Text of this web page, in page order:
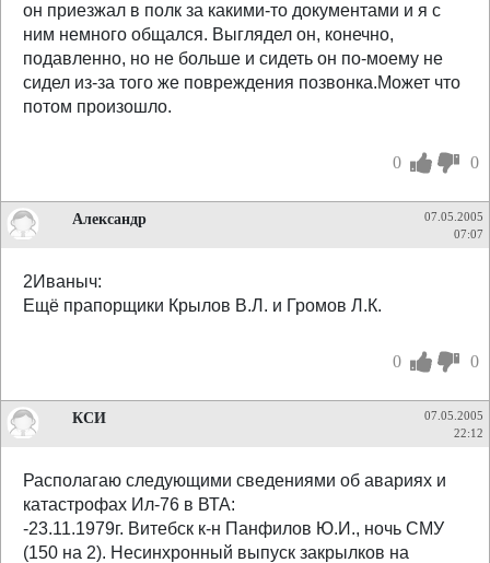
он приезжал в полк за какими-то документами и я с
ним немного общался. Выглядел он, конечно,
подавленно, но не больше и сидеть он по-моему не
сидел из-за того же повреждения позвонка.Может что
потом произошло.
0 0
Александр
07.05.2005
07:07
2Иваныч:
Ещё прапорщики Крылов В.Л. и Громов Л.К.
0 0
КСИ
07.05.2005
22:12
Располагаю следующими сведениями об авариях и
катастрофах Ил-76 в ВТА:
-23.11.1979г. Витебск к-н Панфилов Ю.И., ночь СМУ
(150 на 2). Несинхронный выпуск закрылков на